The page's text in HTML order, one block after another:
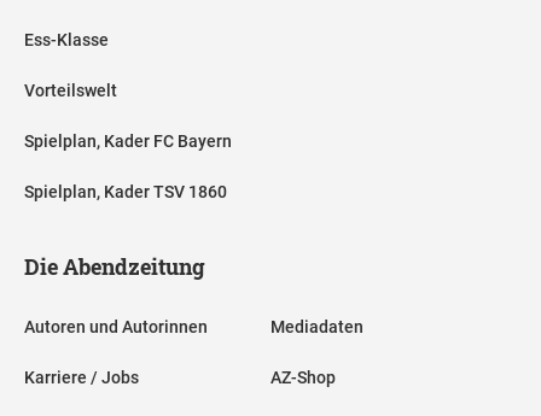
Ess-Klasse
Vorteilswelt
Spielplan, Kader FC Bayern
Spielplan, Kader TSV 1860
Die Abendzeitung
Autoren und Autorinnen
Karriere / Jobs
Mediadaten
AZ-Shop